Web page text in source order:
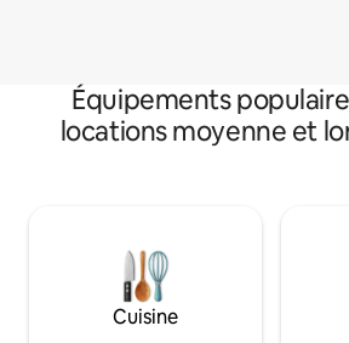
Équipements
locations moyenne et
Cuisine